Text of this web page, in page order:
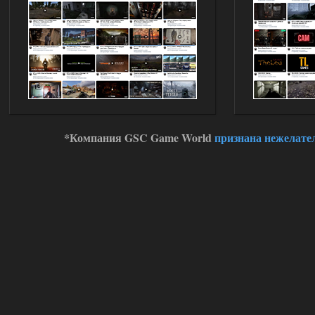
11:00
Stalker-Mods-Clan-su
Глобальный патч от
31.07.2026.
Устанавливать только
поверх финальной версии все в одном
(Standalone Final) от 29.12.2025!
Доступно только для пользователей
*Компания GSC Game Worldпризнана